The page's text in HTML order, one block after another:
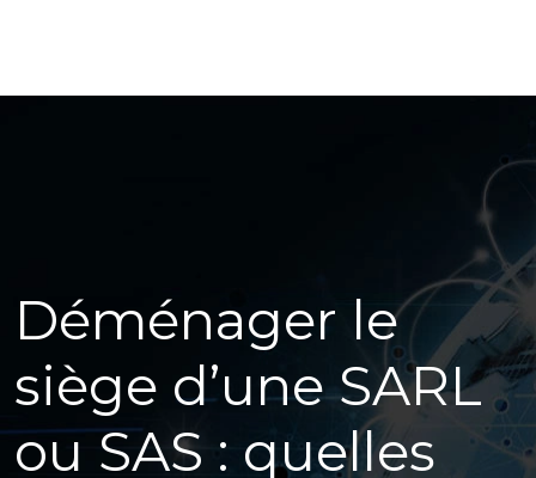
Déménager le
siège d’une SARL
ou SAS : quelles